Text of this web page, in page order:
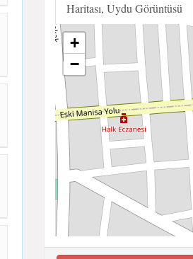
Haritası, Uydu Görüntüsü
+
−